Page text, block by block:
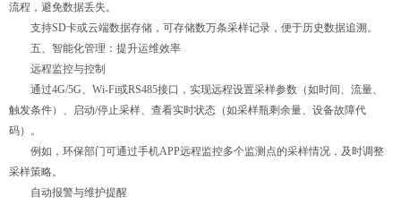
流程，避免数据丢失。
支持SD卡或云端数据存储，可存储数万条采样记录，便于历史数据追溯。
五、智能化管理：提升运维效率
远程监控与控制
通过4G/5G、Wi-Fi或RS485接口，实现远程设置采样参数（如时间、流量、
触发条件）、启动/停止采样、查看实时状态（如采样瓶剩余量、设备故障代
码）。
例如，环保部门可通过手机APP远程监控多个监测点的采样情况，及时调整
采样策略。
自动报警与维护提醒